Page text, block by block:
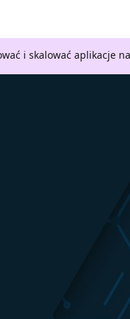
i skalować aplikacje